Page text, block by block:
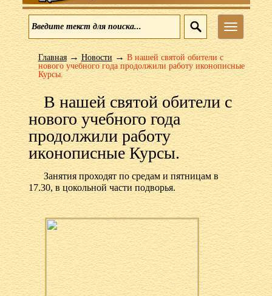
Меню
Главная→Новости→В нашей святой обители с
нового учебного года продолжили работу иконописные
Курсы.
В нашей святой обители с
нового учебного года
продолжили работу
иконописные Курсы.
Занятия проходят по средам и пятницам в
17.30, в цокольной части подворья.